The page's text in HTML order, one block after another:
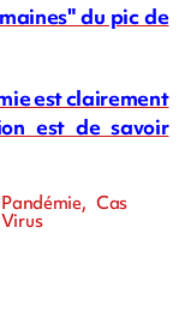
du pic de
est clairement
est de savoir
Cas